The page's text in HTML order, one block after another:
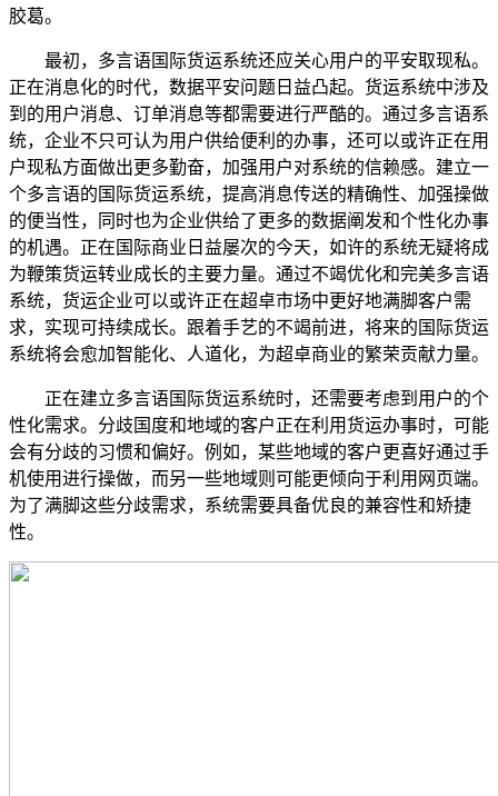
胶葛。
最初，多言语国际货运系统还应关心用户的平安取现私。
正在消息化的时代，数据平安问题日益凸起。货运系统中涉及
到的用户消息、订单消息等都需要进行严酷的。通过多言语系
统，企业不只可认为用户供给便利的办事，还可以或许正在用
户现私方面做出更多勤奋，加强用户对系统的信赖感。建立一
个多言语的国际货运系统，提高消息传送的精确性、加强操做
的便当性，同时也为企业供给了更多的数据阐发和个性化办事
的机遇。正在国际商业日益屡次的今天，如许的系统无疑将成
为鞭策货运转业成长的主要力量。通过不竭优化和完美多言语
系统，货运企业可以或许正在超卓市场中更好地满脚客户需
求，实现可持续成长。跟着手艺的不竭前进，将来的国际货运
系统将会愈加智能化、人道化，为超卓商业的繁荣贡献力量。
正在建立多言语国际货运系统时，还需要考虑到用户的个
性化需求。分歧国度和地域的客户正在利用货运办事时，可能
会有分歧的习惯和偏好。例如，某些地域的客户更喜好通过手
机使用进行操做，而另一些地域则可能更倾向于利用网页端。
为了满脚这些分歧需求，系统需要具备优良的兼容性和矫捷
性。